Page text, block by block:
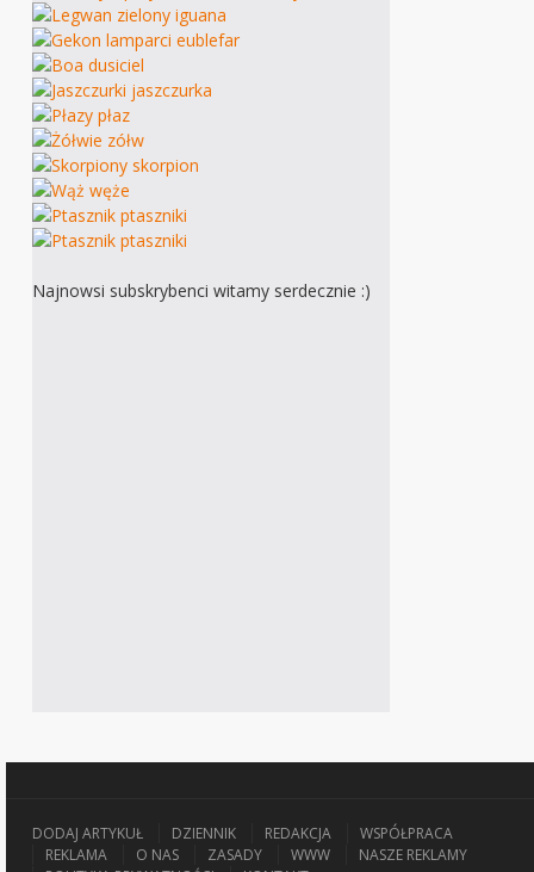
Najnowsi subskrybenci witamy serdecznie :)
DODAJ ARTYKUŁ DZIENNIK REDAKCJA
WSPÓŁPRACA
REKLAMA
O NAS ZASADY WWW
NASZE REKLAMY